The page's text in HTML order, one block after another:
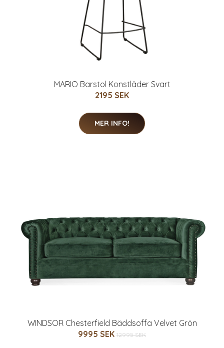
MARIO Barstol Konstläder Svart
2195 SEK
MER INFO!
WINDSOR Chesterfield Bäddsoffa Velvet Grön
9995 SEK 12995 SEK